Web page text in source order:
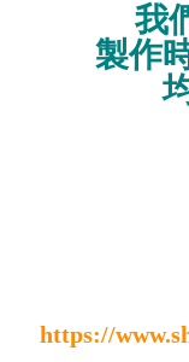
我
製作
https://